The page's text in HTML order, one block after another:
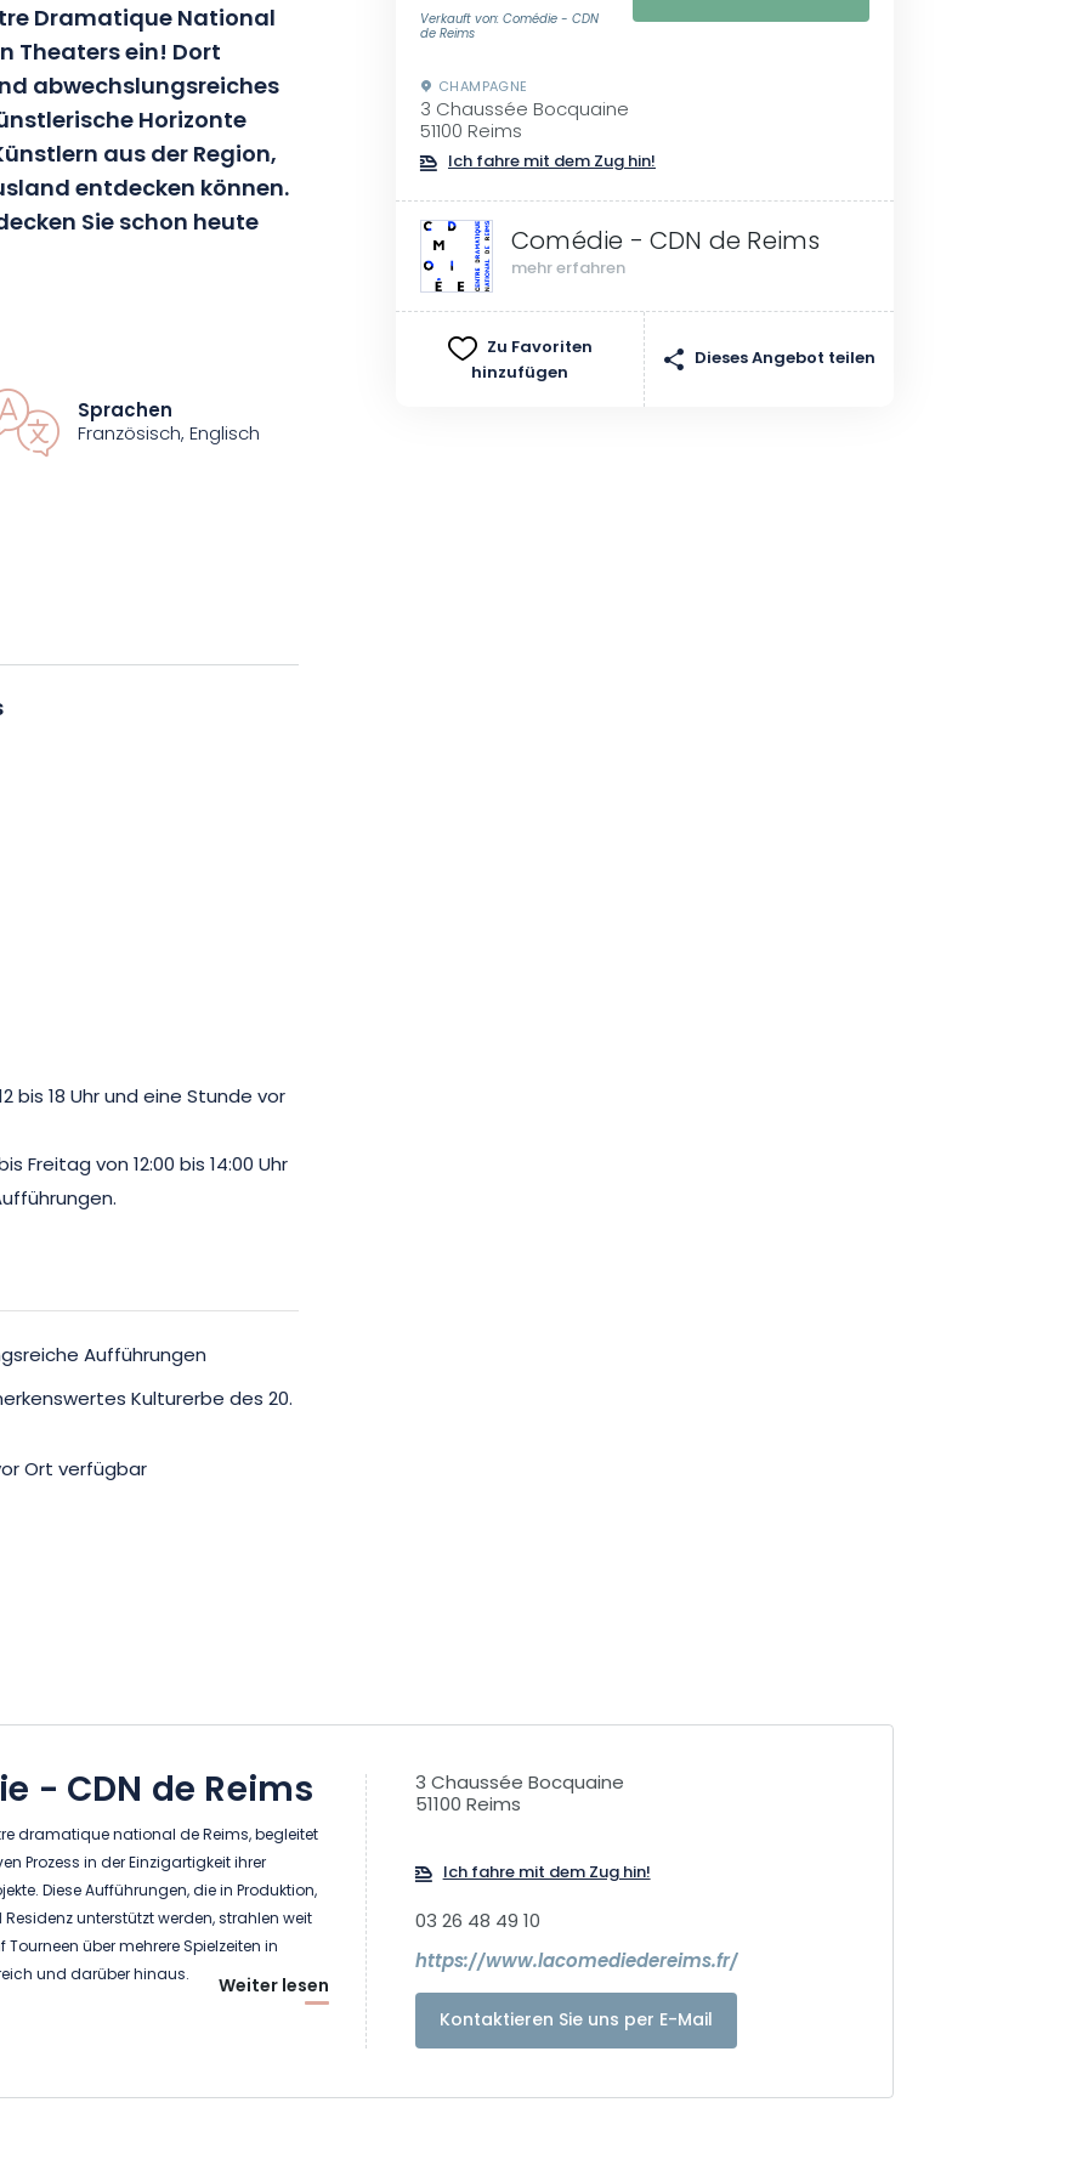
Dramatique National
Theaters ein! Dort
abwechslungsreiches
Horizonte
aus der Region,
entdecken können.
Sie schon heute
die von den Künstlern der
Seit Chloé Dabert 2019 die
in das Projekt insbesondere
integriert, die lebende
Welt und begeben
Programm bietet die Comédie
Restaurant/Bar vor Ort,
an den Vorstellungsabenden
nur ein Ort der Unterhaltung,
zeitgenössische Kreationen
entdecken oder einen
möchten, es handelt
Sprachen
Französisch, Englisch
bis 18 Uhr und eine Stunde vor
Freitag von 12:00 bis 14:00 Uhr
Aufführungen
Kulturerbe des 20.
Ort verfügbar
Verkauft von: Comédie - CDN
de Reims
CHAMPAGNE
3 Chaussée Bocquaine
51100 Reims
Ich fahre mit dem Zug hin!
Comédie - CDN de Reims
mehr erfahren
Zu Favoriten
hinzufügen
Dieses Angebot teilen
- CDN de Reims
dramatique national de Reims, begleitet
Prozess in der Einzigartigkeit ihrer
Diese Aufführungen, die in Produktion,
unterstützt werden, strahlen weit
über mehrere Spielzeiten in
und darüber hinaus.
Weiter lesen
3 Chaussée Bocquaine
51100 Reims
Ich fahre mit dem Zug hin!
03 26 48 49 10
https://www.lacomediedereims.fr/
Kontaktieren Sie uns per E-Mail